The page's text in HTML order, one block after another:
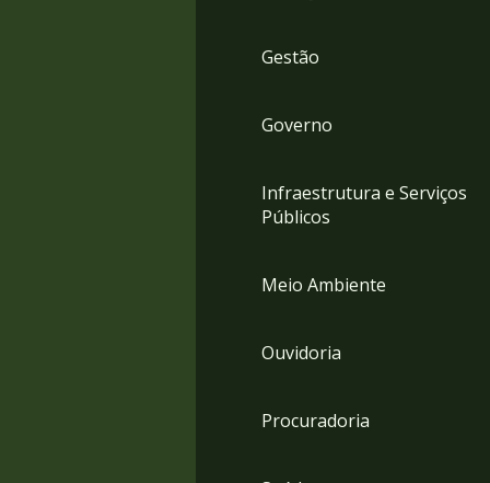
Gestão
Governo
Infraestrutura e Serviços
Públicos
Meio Ambiente
Ouvidoria
Procuradoria